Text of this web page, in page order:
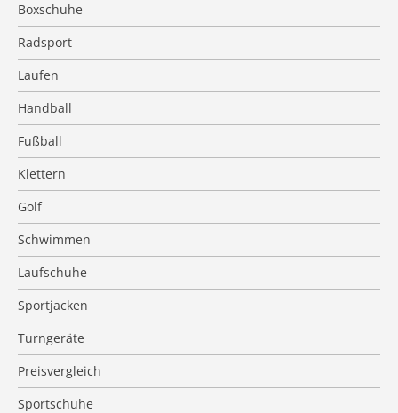
Boxschuhe
Radsport
Laufen
Handball
Fußball
Klettern
Golf
Schwimmen
Laufschuhe
Sportjacken
Turngeräte
Preisvergleich
Sportschuhe